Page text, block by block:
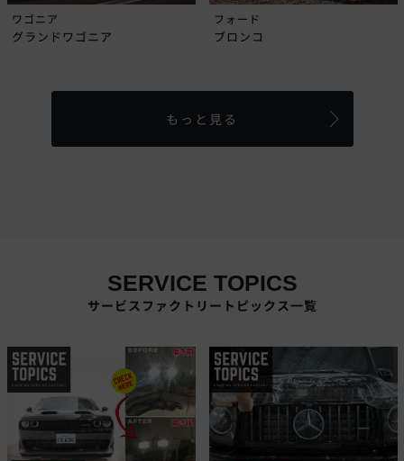
ワゴニア
グランドワゴニア
フォード
ブロンコ
もっと見る
SERVICE TOPICS
サービスファクトリートピックス一覧